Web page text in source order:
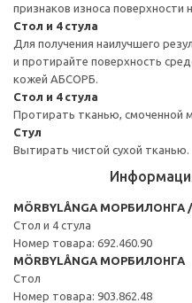
признаков износа поверхности
Стол и 4 стула
Для получения наилучшего
и протирайте поверхность
кожей АБСОРБ.
Стол и 4 стула
Протирать тканью, смоченной
Стул
Вытирать чистой сухой тканью.
MÖRBYLÅNGA МОРБИЛОНГА /
Стол и 4 стула
Номер товара: 692.460.90
MÖRBYLÅNGA МОРБИЛОНГА
Стол
Номер товара: 903.862.48